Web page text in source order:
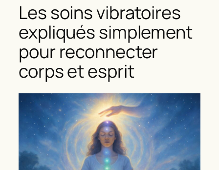
Les soins vibratoires
expliqués simplement
pour reconnecter
corps et esprit